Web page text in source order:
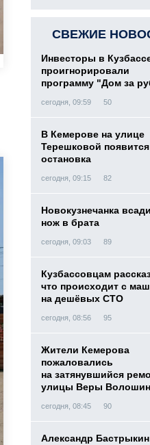
СВЕЖИЕ
Инвесторы в
проигнорировали
программу "Дом за
сегодня, 09:59 50
В Кемерове на улице
Терешковой
остановка
сегодня, 09:15 82
Новокузнечанка
нож в брата
сегодня, 09:03 89
Кузбассовцам
что происходит с
на дешёвых СТО
сегодня, 08:56 95
Жители Кемерова
пожаловались
на затянувшийся
улицы Веры
сегодня, 08:45 90
Александр